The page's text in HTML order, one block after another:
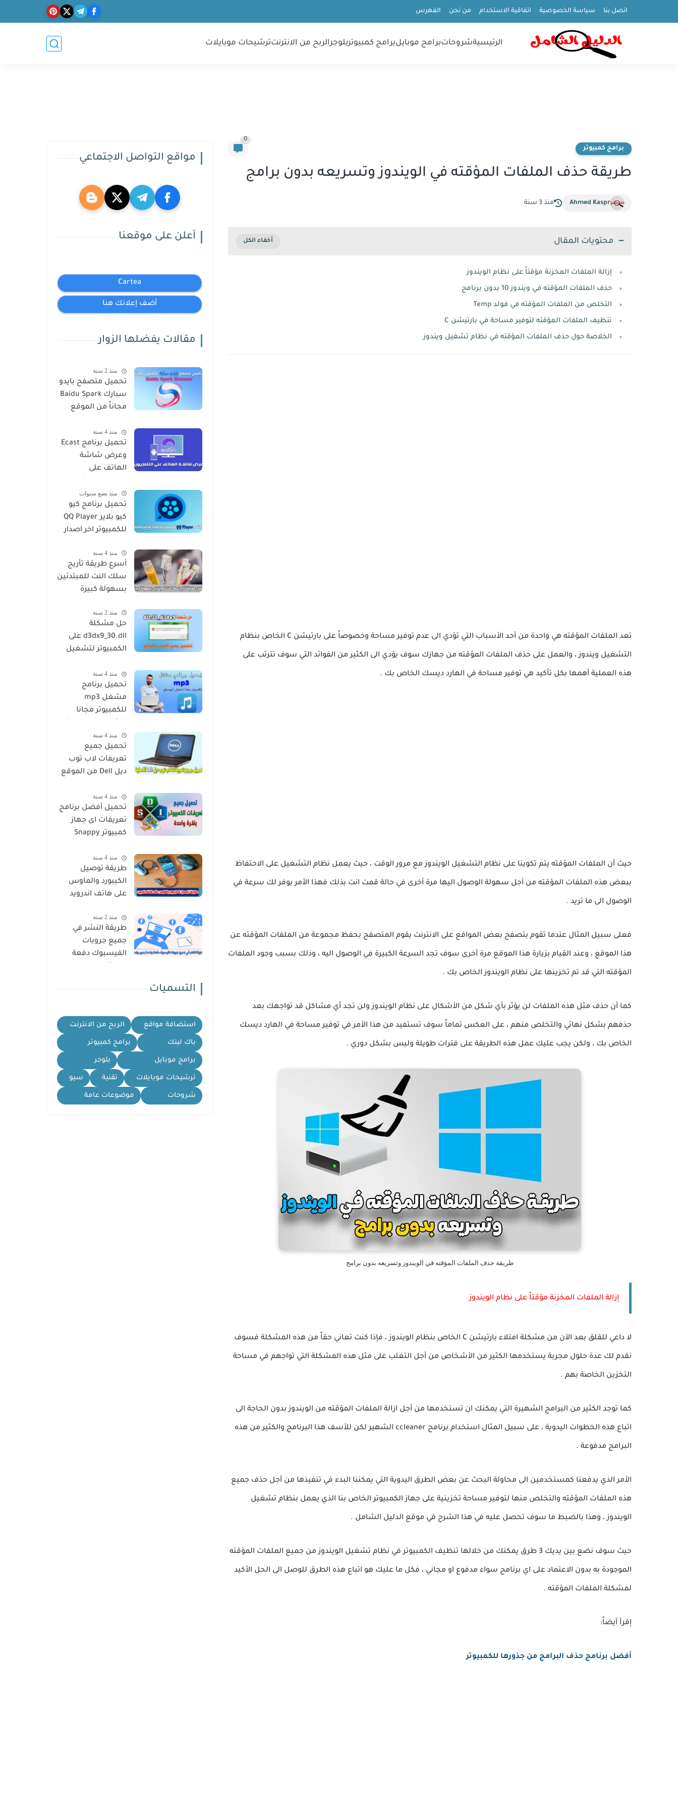
اتصل بنا سياسة الخصوصية اتفاقية الاستخدام من نحن الفهرس
الرئيسيةشروحاتبرامج موبايلبرامج كمبيوتربلوجرالربح من الانترنتترشيحات موبايلات
برامج كمبيوتر
0
طريقة حذف الملفات المؤقته في الويندوز وتسريعه بدون برامج
Ahmed Kaspr منذ 3 سنة
محتويات المقال
إزالة الملفات المخزنة مؤقتاً على نظام الويندوز
حذف الملفات المؤقته في ويندوز 10 بدون برنامج
التخلص من الملفات المؤقته في فولد Temp
تنظيف الملفات المؤقته لتوفير مساحة في بارتيشن C
الخلاصة حول حذف الملفات المؤقته في نظام تشغيل ويندوز
تعد الملفات المؤقته هي واحدة من أحد الأسباب التي تؤدي الى عدم توفير مساحة وخصوصاً على بارتيشن C الخاص بنظام
التشغيل ويندوز ، والعمل على حذف الملفات المؤقته من جهازك سوف يؤدي الى الكثير من الفوائد التي سوف تترتب على
هذه العملية أهمها بكل تأكيد هي توفير مساحة في الهارد ديسك الخاص بك .
حيث أن الملفات المؤقته يتم تكوينا على نظام التشغيل الويندوز مع مرور الوقت ، حيث يعمل نظام التشغيل على الاحتفاظ
ببعض هذه الملفات المؤقته من أجل سهولة الوصول اليها مرة أخرى في حالة قمت انت بذلك فهذا الأمر يوفر لك سرعة في
الوصول الى ما تريد .
فعلى سبيل المثال عندما تقوم بتصفح بعض المواقع على الانترنت يقوم المتصفح بحفظ مجموعة من الملفات المؤقته عن
هذا الموقع ، وعند القيام بزيارة هذا الموقع مرة أخرى سوف تجد السرعة الكبيرة في الوصول اليه ، وذلك بسبب وجود الملفات
المؤقته التي قد تم تخزينها على نظام الويندوز الخاص بك .
كما أن حذف مثل هذه الملفات لن يؤثر بأي شكل من الأشكال على نظام الويندوز ولن تجد أي مشاكل قد تواجهك بعد
حذفهم بشكل نهائي والتخلص منهم ، على العكس تماماً سوف تستفيد من هذا الأمر في توفير مساحة في الهارد ديسك
الخاص بك ، ولكن يجب عليك عمل هذه الطريقة على فترات طويلة وليس بشكل دوري .
طريقة حذف الملفات المؤقته في الويندوز وتسريعه بدون برامج
إزالة الملفات المخزنة مؤقتاً على نظام الويندوز
لا داعي للقلق بعد الآن من مشكلة امتلاء بارتيشن C الخاص بنظام الويندوز ، فإذا كنت تعاني حقاً من هذه المشكلة فسوف
نقدم لك عدة حلول مجربة يستخدمها الكثير من الأشخاص من أجل التغلب على مثل هذه المشكلة التي تواجهم في مساحة
التخزين الخاصة بهم .
كما توجد الكثير من البرامج الشهيرة التي يمكنك ان تستخدمها من أجل ازالة الملفات المؤقته من الويندوز بدون الحاجة الى
اتباع هذه الخطوات اليدوية ، على سبيل المثال استخدام برنامج ccleaner الشهير لكن للأسف هذا البرنامج والكثير من هذه
البرامج مدفوعة .
الأمر الذي يدفعنا كمستخدمين الى محاولة البحث عن بعض الطرق اليدوية التي يمكننا البدء في تنفيذها من أجل حذف جميع
هذه الملفات المؤقته والتخلص منها لتوفير مساحة تخزينية على جهاز الكمبيوتر الخاص بنا الذي يعمل بنظام تشغيل
الويندوز ، وهذا بالضبط ما سوف تحصل عليه في هذا الشرح في موقع الدليل الشامل .
حيث سوف نضع بين يديك 3 طرق يمكنك من خلالها تنظيف الكمبيوتر في نظام تشغيل الويندوز من جميع الملفات المؤقته
الموجودة به بدون الاعتماد على اي برنامج سواء مدفوع او مجاني ، فكل ما عليك هو اتباع هذه الطرق للوصل الى الحل الأكيد
لمشكلة الملفات المؤقته .
إقرأ أيضاً:
أفضل برنامج حذف البرامج من جذورها للكمبيوتر
مواقع التواصل الاجتماعي
أعلن على موقعنا
Cartea
أضف إعلانك هنا
مقالات يفضلها الزوار
منذ 2 سنة
تحميل متصفح بايدو
سبارك Baidu Spark
مجاناً من الموقع
منذ 4 سنة
تحميل برنامج Ecast
وعرض شاشة
الهاتف على
بالرسيفر
منذ بضع سنوات
تحميل برنامج كيو
كيو بلاير QQ Player
للكمبيوتر اخر اصدار
منذ 4 سنة
أسرع طريقة تأريج
سلك النت للمبتدئين
بسهولة كبيرة
منذ 2 سنة
حل مشكلة
d3dx9_30.dll على
الكمبيوتر لتشغيل
والبرامج
منذ 4 سنة
تحميل برنامج
مشغل mp3
للكمبيوتر مجانا
منذ 4 سنة
تحميل جميع
تعريفات لاب توب
ديل Dell من الموقع
منذ 4 سنة
تحميل أفضل برنامج
تعريفات اى جهاز
كمبيوتر Snappy
منذ 4 سنة
طريقة توصيل
الكيبورد والماوس
على هاتف اندرويد
منذ 2 سنة
طريقة النشر في
جميع جروبات
الفيسبوك دفعة
التسميات
استضافة مواقع الربح من الانترنت
باك لينك برامج كمبيوتر
برامج موبايل بلوجر
ترشيحات موبايلات تقنية سيو
شروحات موضوعات عامة